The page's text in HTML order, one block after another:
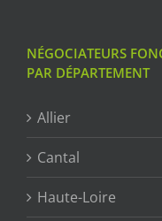
NÉGOCIATEURS
PAR DÉPARTEMENT
Allier
Cantal
Haute-Loire